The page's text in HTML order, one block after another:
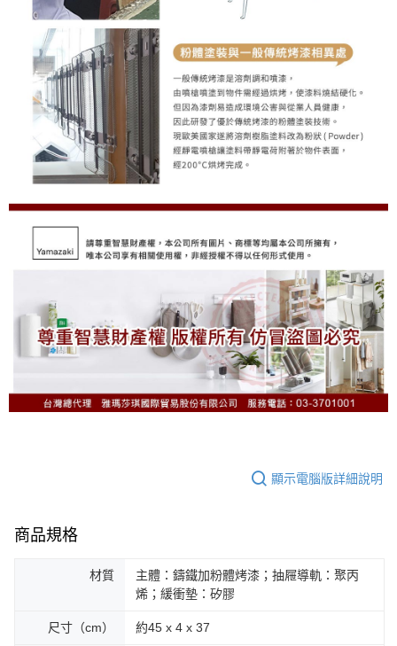
顯示電腦版詳細說明
商品規格
材質
主體：鑄鐵加粉體烤漆；抽屜導軌：聚丙
烯；緩衝墊：矽膠
尺寸（cm） 約45 x 4 x 37